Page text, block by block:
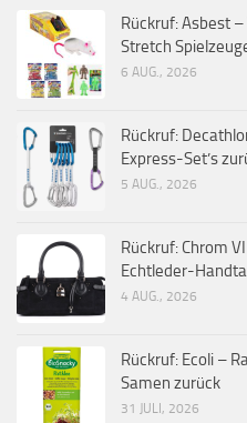
Rückruf: Asbest
Stretch
6 AUG., 2026
Rückruf:
Express-Set’s
5 AUG., 2026
Rückruf: Chrom
Echtleder-
4 AUG., 2026
Rückruf: Ecoli –
Samen zurück
31 JULI, 2026